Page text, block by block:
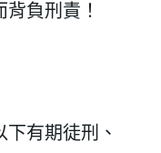
負刑責！
有期徒刑、